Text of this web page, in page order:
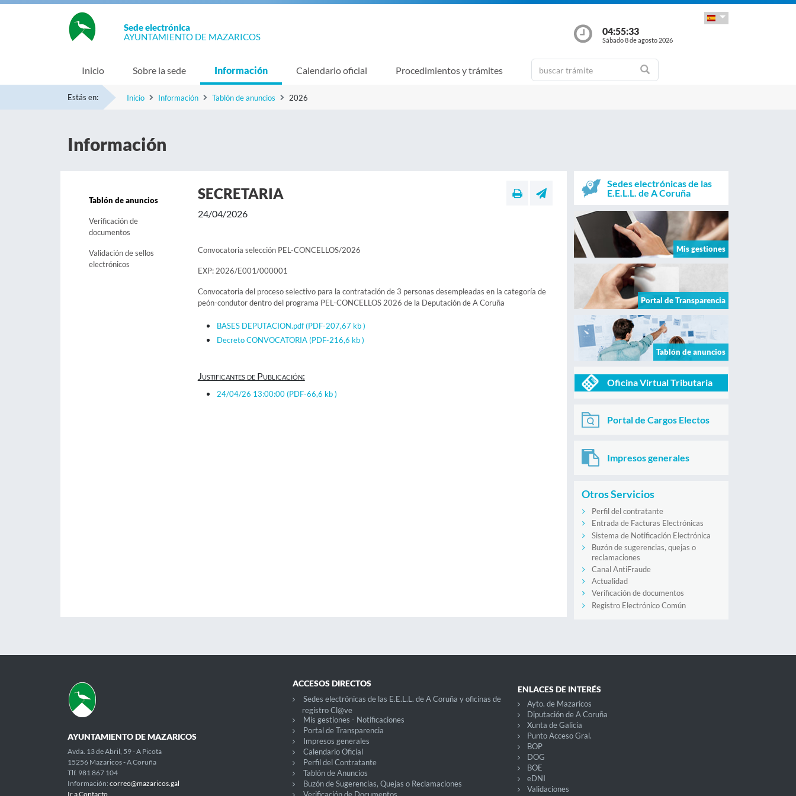
Sede electrónica
AYUNTAMIENTO DE MAZARICOS
04:55:34
Sábado 8 de agosto 2026
Inicio Sobre la sede Información Calendario oficial Procedimientos y trámites
Estás en: Inicio Información Tablón de anuncios 2026
Información
Tablón de anuncios
Verificación de
documentos
Validación de sellos
electrónicos
SECRETARIA
24/04/2026
Convocatoria selección PEL-CONCELLOS/2026
EXP: 2026/E001/000001
Convocatoria del proceso selectivo para la contratación de 3 personas desempleadas en la categoría de
peón-condutor dentro del programa PEL-CONCELLOS 2026 de la Deputación de A Coruña
BASES DEPUTACION.pdf(PDF-207,67 kb )
Decreto CONVOCATORIA(PDF-216,6 kb )
Justificantes de Publicación:
24/04/26 13:00:00(PDF-66,6 kb )
Sedes electrónicas de las
E.E.L.L. de A Coruña
Mis gestiones
Portal de Transparencia
Tablón de anuncios
Oficina Virtual Tributaria
Portal de Cargos Electos
Impresos generales
Otros Servicios
Perfil del contratante
Entrada de Facturas Electrónicas
Sistema de Notificación Electrónica
Buzón de sugerencias, quejas o
reclamaciones
Canal AntiFraude
Actualidad
Verificación de documentos
Registro Electrónico Común
AYUNTAMIENTO DE MAZARICOS
Avda. 13 de Abril, 59 - A Picota
15256 Mazaricos - A Coruña
Tlf. 981 867 104
Información: correo@mazaricos.gal
Ir a Contacto
ACCESOS DIRECTOS
Sedes electrónicas de las E.E.L.L. de A Coruña y oficinas de
registro Cl@ve
Mis gestiones - Notificaciones
Portal de Transparencia
Impresos generales
Calendario Oficial
Perfil del Contratante
Tablón de Anuncios
Buzón de Sugerencias, Quejas o Reclamaciones
ENLACES DE INTERÉS
Ayto. de Mazaricos
Diputación de A Coruña
Xunta de Galicia
Punto Acceso Gral.
BOP
DOG
BOE
eDNI
Validaciones